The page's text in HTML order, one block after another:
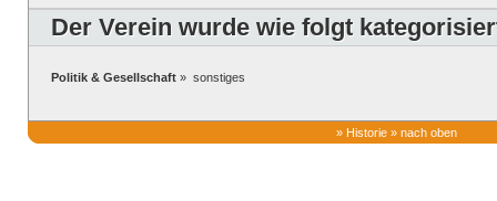
Der Verein wurde wie folgt
Politik & Gesellschaft » sonstiges
» Historie » nach oben